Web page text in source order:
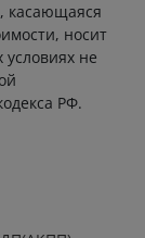
касающаяся
носит
не
РФ.